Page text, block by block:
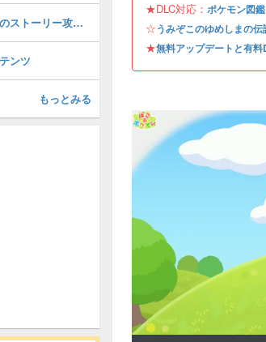
★DLC対応： ポケモン図鑑
☆うみぞこのゆめしまの
★無料アップデートと有
ブクブクうみぞこの街のストーリー攻略・DLC第1弾
ンツ
もっとみる